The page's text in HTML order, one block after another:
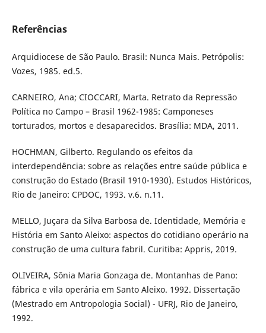
Referências
Arquidiocese de São Paulo. Brasil: Nunca Mais. Petrópolis:
Vozes, 1985. ed.5.
CARNEIRO, Ana; CIOCCARI, Marta. Retrato da Repressão
Política no Campo – Brasil 1962-1985: Camponeses
torturados, mortos e desaparecidos. Brasília: MDA, 2011.
HOCHMAN, Gilberto. Regulando os efeitos da
interdependência: sobre as relações entre saúde pública e
construção do Estado (Brasil 1910-1930). Estudos Históricos,
Rio de Janeiro: CPDOC, 1993. v.6. n.11.
MELLO, Juçara da Silva Barbosa de. Identidade, Memória e
História em Santo Aleixo: aspectos do cotidiano operário na
construção de uma cultura fabril. Curitiba: Appris, 2019.
OLIVEIRA, Sônia Maria Gonzaga de. Montanhas de Pano:
fábrica e vila operária em Santo Aleixo. 1992. Dissertação
(Mestrado em Antropologia Social) - UFRJ, Rio de Janeiro,
1992.